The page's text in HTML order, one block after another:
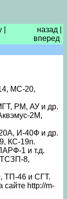
назад
вперед
МС-20,
РМ, АУ и др.
2М,
И-40Ф и др.
КС-19п.
1 и т.д.
8,
ТП-46 и СГТ.
сайте http://m-